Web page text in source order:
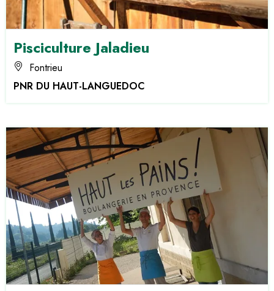
Pisciculture Jaladieu
Fontrieu
PNR DU HAUT-LANGUEDOC